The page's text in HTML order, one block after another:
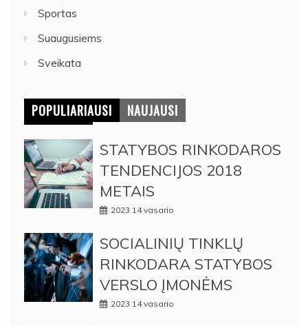
Sportas
Suaugusiems
Sveikata
POPULIARIAUSI NAUJAUSI
STATYBOS RINKODAROS
TENDENCIJOS 2018
METAIS
2023 14 vasario
SOCIALINIŲ TINKLŲ
RINKODARA STATYBOS
VERSLO ĮMONĖMS
2023 14 vasario